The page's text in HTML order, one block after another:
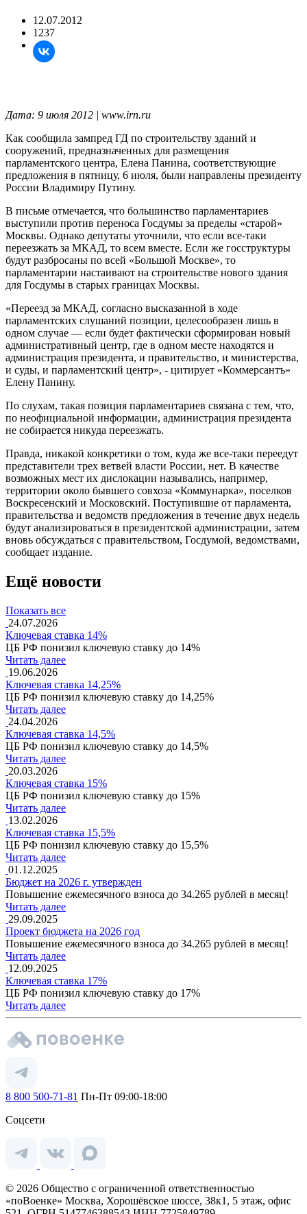
12.07.2012
1237
Дата: 9 июля 2012 | www.irn.ru
Как сообщила зампред ГД по строительству зданий и
сооружений, предназначенных для размещения
парламентского центра, Елена Панина, соответствующие
предложения в пятницу, 6 июля, были направлены президенту
России Владимиру Путину.
В письме отмечается, что большинство парламентариев
выступили против переноса Госдумы за пределы «старой»
Москвы. Однако депутаты уточнили, что если все-таки
переезжать за МКАД, то всем вместе. Если же госструктуры
будут разбросаны по всей «Большой Москве», то
парламентарии настаивают на строительстве нового здания
для Госдумы в старых границах Москвы.
«Переезд за МКАД, согласно высказанной в ходе
парламентских слушаний позиции, целесообразен лишь в
одном случае — если будет фактически сформирован новый
административный центр, где в одном месте находятся и
администрация президента, и правительство, и министерства,
и суды, и парламентский центр», - цитирует «Коммерсантъ»
Елену Панину.
По слухам, такая позиция парламентариев связана с тем, что,
по неофициальной информации, администрация президента
не собирается никуда переезжать.
Правда, никакой конкретики о том, куда же все-таки переедут
представители трех ветвей власти России, нет. В качестве
возможных мест их дислокации назывались, например,
территории около бывшего совхоза «Коммунарка», поселков
Воскресенский и Московский. Поступившие от парламента,
правительства и ведомств предложения в течение двух недель
будут анализироваться в президентской администрации, затем
вновь обсуждаться с правительством, Госдумой, ведомствами,
сообщает издание.
Ещё новости
Показать все
24.07.2026
Ключевая ставка 14%
ЦБ РФ понизил ключевую ставку до 14%
Читать далее
19.06.2026
Ключевая ставка 14,25%
ЦБ РФ понизил ключевую ставку до 14,25%
Читать далее
24.04.2026
Ключевая ставка 14,5%
ЦБ РФ понизил ключевую ставку до 14,5%
Читать далее
20.03.2026
Ключевая ставка 15%
ЦБ РФ понизил ключевую ставку до 15%
Читать далее
13.02.2026
Ключевая ставка 15,5%
ЦБ РФ понизил ключевую ставку до 15,5%
Читать далее
01.12.2025
Бюджет на 2026 г. утвержден
Повышение ежемесячного взноса до 34.265 рублей в месяц!
Читать далее
29.09.2025
Проект бюджета на 2026 год
Повышение ежемесячного взноса до 34.265 рублей в месяц!
Читать далее
12.09.2025
Ключевая ставка 17%
ЦБ РФ понизил ключевую ставку до 17%
Читать далее
8 800 500-71-81 Пн-Пт 09:00-18:00
Соцсети
© 2026 Общество с ограниченной ответственностью
«поВоенке» Москва, Хорошёвское шоссе, 38к1, 5 этаж, офис